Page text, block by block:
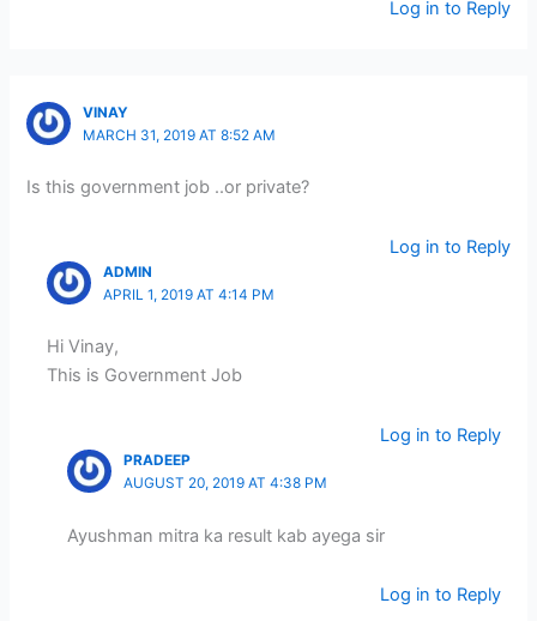
Log in to Reply
VINAY
MARCH 31, 2019 AT 8:52 AM
Is this government job ..or private?
Log in to Reply
ADMIN
APRIL 1, 2019 AT 4:14 PM
Hi Vinay,
This is Government Job
Log in to Reply
PRADEEP
AUGUST 20, 2019 AT 4:38 PM
Ayushman mitra ka result kab ayega sir
Log in to Reply